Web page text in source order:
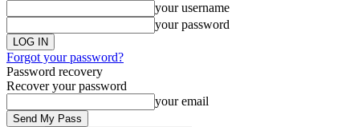
your username
your password
Forgot your password?
Password recovery
Recover your password
your email